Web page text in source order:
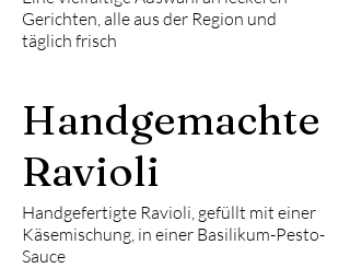
Gerichten, alle aus der Region und
täglich frisch
Handgemachte
Ravioli
Handgefertigte Ravioli, gefüllt mit einer
Käsemischung, in einer Basilikum-Pesto-
Sauce